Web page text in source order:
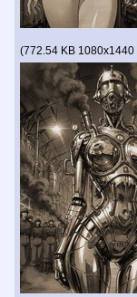
(772.54 KB 1080x1440